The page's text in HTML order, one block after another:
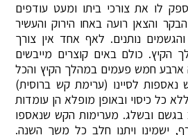
לו את צורכי ביתו ומעט עודפים
והצאן רועה באחו הירוק והעשיר
נותנים. לאף אחד אין צורך
הקיץ. כולם באים קוצרים מייבשים
ארבע חמש פעמים במהלך הקיץ והכל
נאספות לסיינו (ערימת קש ברוסית)
כל כיסוי ובאופן מופלא הן עומדות
בגשם ובשלג. מערימות הקש שנאספו
ישמינו ויתנו חלב כל משך השנה.